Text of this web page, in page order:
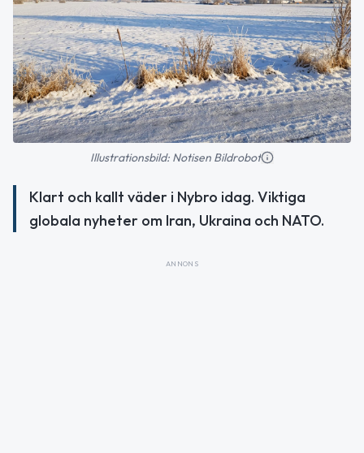
Illustrationsbild: Notisen Bildrobot
Klart och kallt väder i Nybro idag. Viktiga
globala nyheter om Iran, Ukraina och NATO.
ANNONS